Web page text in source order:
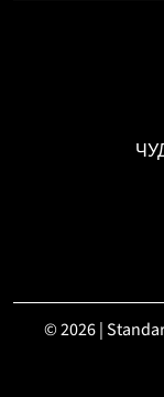
© 2026 |